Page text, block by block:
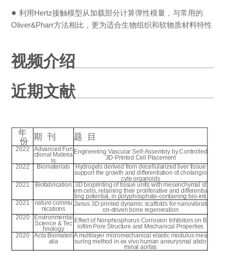
●利用Hertz接触模型从加载部分计算弹性模量，与常用的
Oliver&Pharr方法相比，更为适合生物组织和软物质材料特性
视频介绍
近期文献
年
份 期 刊 题 目
2022
Advanced Fun
ctional Materia
ls
Engineering Vascular Self-Assembly by Controlled
3D-Printed Cell Placement
2022
Biomaterials Hydrogels derived from decellularized liver tissue
support the growth and differentiation of cholangio
cyte organoids
2021
Biofabrication 3D bioprinting of tissue units with mesenchymal st
em cells, retaining their proliferative and differentia
ting potential, in polyphosphate-containing bio-ink
2021
nature commu
nications
Janus 3D printed dynamic scaffolds for nanovibrati
on-driven bone regeneration
2020
Environmental
Science & Tec
hnology
Effect of Nonphosphorus Corrosion Inhibitors on B
iofilm Pore Structure and Mechanical Properties
2020
Acta Biomateri
alia
A multilayer micromechanical elastic modulus mea
suring method in ex vivo human aneurysmal abdo
minal aortas